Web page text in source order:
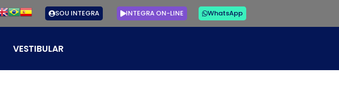
SOU INTEGRA INTEGRA ON-LINE WhatsApp
VESTIBULAR